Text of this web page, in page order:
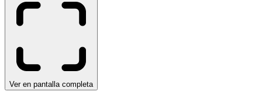
Ver en pantalla completa